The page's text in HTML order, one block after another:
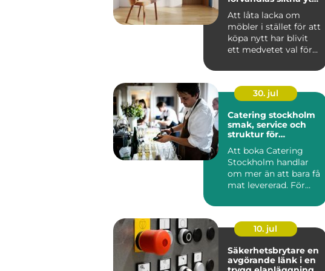
Att låta lacka om
möbler i stället för att
köpa nytt har blivit
ett medvetet val för
30. jul
Catering stockholm
smak, service och
struktur för
Att boka Catering
Stockholm handlar
om mer än att bara få
mat levererad. För
röda...
10. jul
Säkerhetsbrytare en
avgörande länk i en